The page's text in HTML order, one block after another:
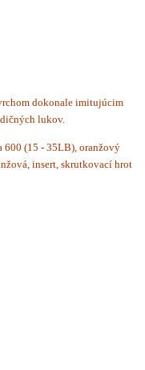
dokonale imitujúcim
lukov.
600 (15 - 35LB), oranžový
insert, skrutkovací hrot